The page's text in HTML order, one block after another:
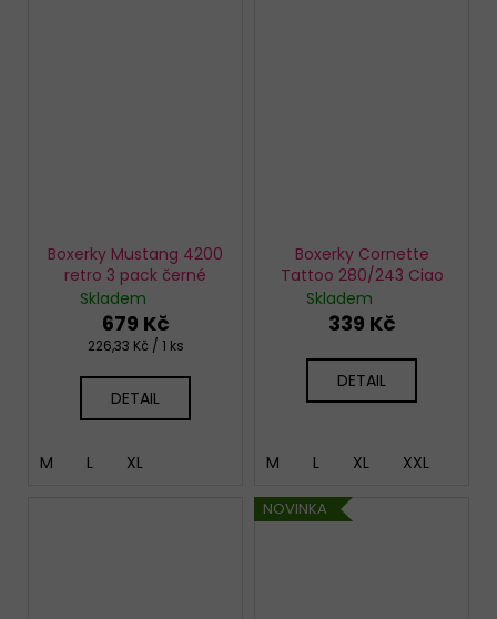
Boxerky Mustang 4200
retro 3 pack černé
Skladem
679 Kč
Měrná
226,33 Kč / 1 ks
DETAIL
M L XL
Boxerky Cornette
Tattoo 280/243 Ciao
Skladem
339 Kč
DETAIL
M L XL XXL
NOVINKA